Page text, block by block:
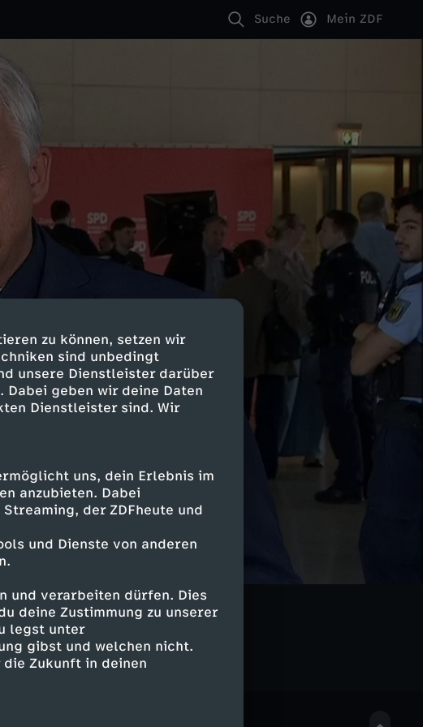
zu können, setzen wir
sind unbedingt
unsere Dienstleister darüber
geben wir deine Daten
Dienstleister sind. Wir
uns, dein Erlebnis im
anzubieten. Dabei
der ZDFheute und
und Dienste von anderen
und verarbeiten dürfen. Dies
deine Zustimmung zu unserer
legst unter
gibst und welchen nicht.
Zukunft in deinen
Suche Mein ZDF